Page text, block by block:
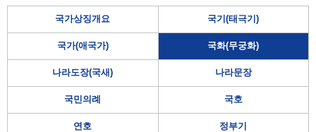
국가상징개요 국기(태극기)
국가(애국가) 국화(무궁화)
나라도장(국새) 나라문장
국민의례 국호
연호 정부기